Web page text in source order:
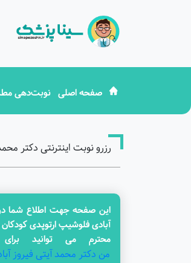
صفحه اصلی نوبت‌دهی
رزرو نوبت اینترنتی دکتر
این صفحه جهت اطلاع شما
آبادی فلوشیپ ارتوپدی
محترم می توانید
من دکتر محمد آیتی فیروز